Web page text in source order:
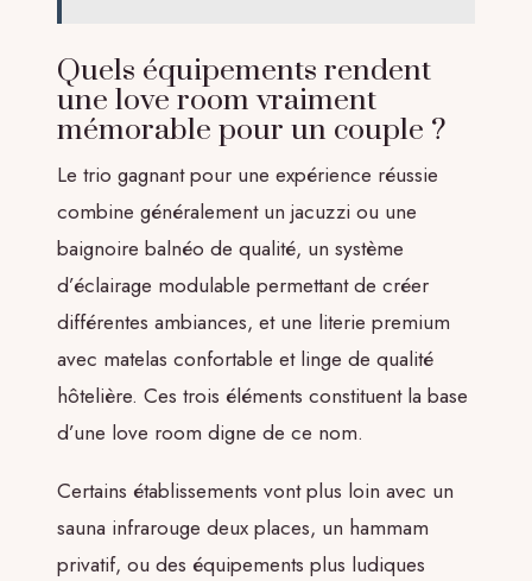
Quels équipements rendent
une love room vraiment
mémorable pour un couple ?
Le trio gagnant pour une expérience réussie
combine généralement un jacuzzi ou une
baignoire balnéo de qualité, un système
d’éclairage modulable permettant de créer
différentes ambiances, et une literie premium
avec matelas confortable et linge de qualité
hôtelière. Ces trois éléments constituent la base
d’une love room digne de ce nom.
Certains établissements vont plus loin avec un
sauna infrarouge deux places, un hammam
privatif, ou des équipements plus ludiques